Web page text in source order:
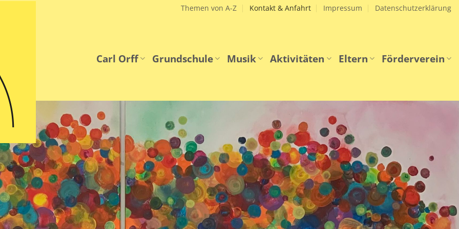
Themen von A-Z Kontakt & Anfahrt Impressum Datenschutzerklärung
Carl Orff Grundschule Musik Aktivitäten Eltern Förderverein